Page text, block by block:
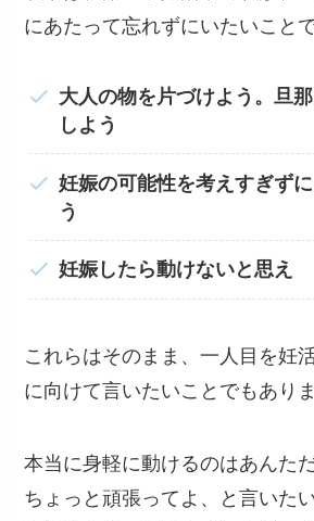
にあたって忘れずにいたいことで
大人の物を片づけよう。旦
しよう
妊娠の可能性を考えすぎず
う
妊娠したら動けないと思え
これらはそのまま、一人目を妊
に向けて言いたいことでもありま
本当に身軽に動けるのはあんた
ちょっと頑張ってよ、と言いたい